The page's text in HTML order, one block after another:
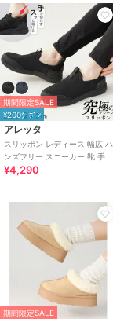
期間限定SALE
¥200ｸｰﾎﾟﾝ
アレッタ
スリッポン レディース 幅広 ハ
ンズフリー スニーカー 靴 手を
使わず履ける プレーン きれい
¥4,290
期間限定SALE